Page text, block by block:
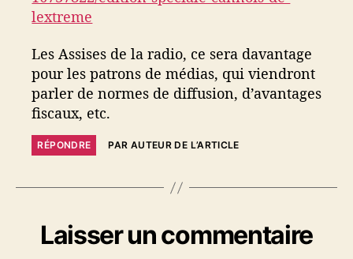
lextreme
Les Assises de la radio, ce sera davantage
pour les patrons de médias, qui viendront
parler de normes de diffusion, d’avantages
fiscaux, etc.
RÉPONDRE PAR AUTEUR DE L’ARTICLE
Laisser un commentaire